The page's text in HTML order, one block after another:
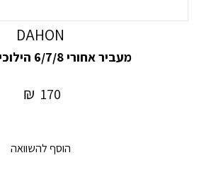
DAHON
מעביר אחורי 6/7/8 הילוכים DAHON
170
₪
הוסף להשוואה